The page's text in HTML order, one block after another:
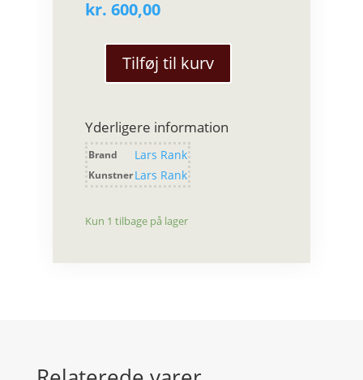
kr. 600,00
Vase,
“Tak
fordi
du
tænkt
Tilføj til kurv
Yderligere information
Brand Lars Rank
KunstnerLars Rank
Kun 1 tilbage på lager